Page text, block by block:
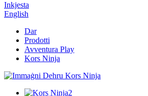
Inkjesta
English
Dar
Prodotti
Avventura Play
Kors Ninja